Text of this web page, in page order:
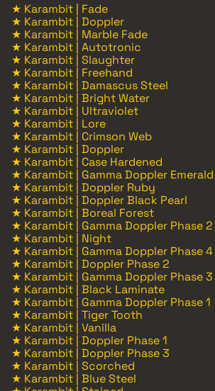
★ Karambit | Fade
★ Karambit | Doppler
★ Karambit | Marble Fade
★ Karambit | Autotronic
★ Karambit | Slaughter
★ Karambit | Freehand
★ Karambit | Damascus Steel
★ Karambit | Bright Water
★ Karambit | Ultraviolet
★ Karambit | Lore
★ Karambit | Crimson Web
★ Karambit | Doppler
★ Karambit | Case Hardened
★ Karambit | Gamma Doppler Emerald
★ Karambit | Doppler Ruby
★ Karambit | Doppler Black Pearl
★ Karambit | Boreal Forest
★ Karambit | Gamma Doppler Phase 2
★ Karambit | Night
★ Karambit | Gamma Doppler Phase 4
★ Karambit | Doppler Phase 2
★ Karambit | Gamma Doppler Phase 3
★ Karambit | Black Laminate
★ Karambit | Gamma Doppler Phase 1
★ Karambit | Tiger Tooth
★ Karambit | Vanilla
★ Karambit | Doppler Phase 1
★ Karambit | Doppler Phase 3
★ Karambit | Scorched
★ Karambit | Blue Steel